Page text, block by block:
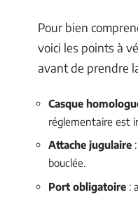
Pour bien
voici les points à
avant de prendre
Casque
réglementaire est
Attache jugulaire
bouclée.
Port obligatoire :